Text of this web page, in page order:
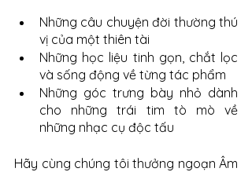
Những câu chuyện đời thường thú
vị của một thiên tài
Những học liệu tinh gọn, chắt lọc
và sống động về từng tác phẩm
Những góc trưng bày nhỏ dành
cho những trái tim tò mò về
những nhạc cụ độc tấu
Hãy cùng chúng tôi thưởng ngoạn Âm